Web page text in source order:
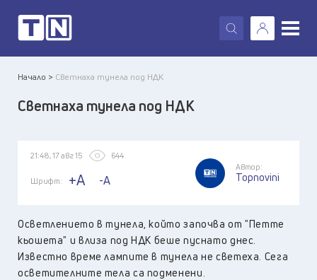
X
Начало > Светнаха тунела под НДК
Светнаха тунела под НДК
21:48, 17 авг 15 644
Шрифт: +A -A
Автор:
Topnovini
Осветлението в тунела, който започва от "Петте
кьошета" и влиза под НДК беше пуснато днес.
Известно време лампите в тунела не светеха. Сега
осветителните тела са подменени.